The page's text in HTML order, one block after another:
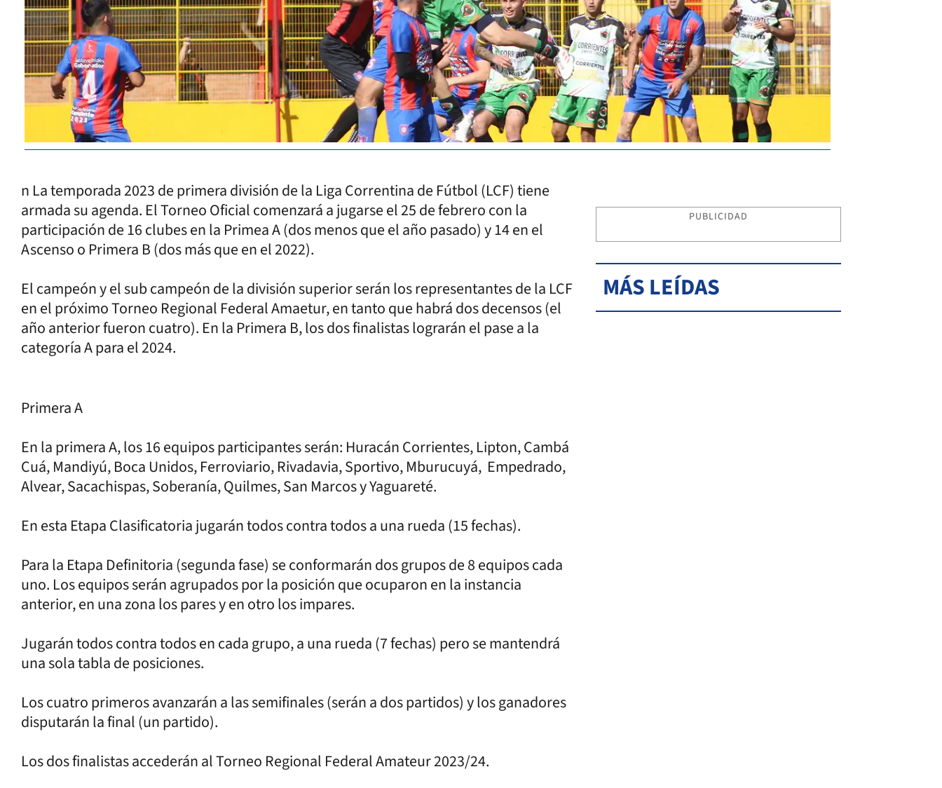
n La temporada 2023 de primera división de la Liga Correntina de Fútbol (LCF) tiene
armada su agenda. El Torneo Oficial comenzará a jugarse el 25 de febrero con la
participación de 16 clubes en la Primea A (dos menos que el año pasado) y 14 en el
Ascenso o Primera B (dos más que en el 2022).
El campeón y el sub campeón de la división superior serán los representantes de la LCF
en el próximo Torneo Regional Federal Amaetur, en tanto que habrá dos decensos (el
año anterior fueron cuatro). En la Primera B, los dos finalistas lograrán el pase a la
categoría A para el 2024.
Primera A
En la primera A, los 16 equipos participantes serán: Huracán Corrientes, Lipton, Cambá
Cuá, Mandiyú, Boca Unidos, Ferroviario, Rivadavia, Sportivo, Mburucuyá, Empedrado,
Alvear, Sacachispas, Soberanía, Quilmes, San Marcos y Yaguareté.
En esta Etapa Clasificatoria jugarán todos contra todos a una rueda (15 fechas).
Para la Etapa Definitoria (segunda fase) se conformarán dos grupos de 8 equipos cada
uno. Los equipos serán agrupados por la posición que ocuparon en la instancia
anterior, en una zona los pares y en otro los impares.
Jugarán todos contra todos en cada grupo, a una rueda (7 fechas) pero se mantendrá
una sola tabla de posiciones.
Los cuatro primeros avanzarán a las semifinales (serán a dos partidos) y los ganadores
disputarán la final (un partido).
Los dos finalistas accederán al Torneo Regional Federal Amateur 2023/24.
PUBLICIDAD
MÁS LEÍDAS